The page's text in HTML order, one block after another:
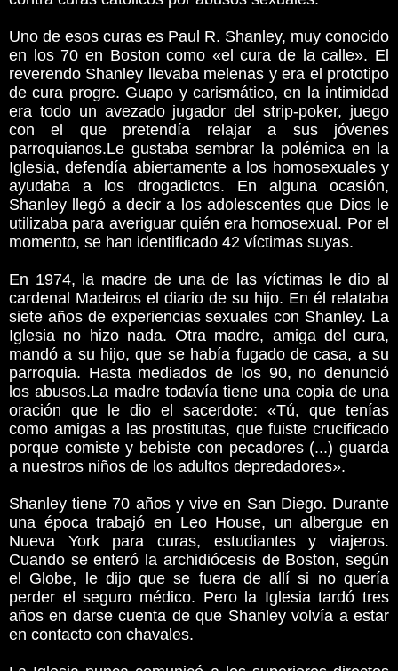
Uno de esos curas es Paul R. Shanley, muy conocido
en los 70 en Boston como «el cura de la calle». El
reverendo Shanley llevaba melenas y era el prototipo
de cura progre. Guapo y carismático, en la intimidad
era todo un avezado jugador del strip-poker, juego
con el que pretendía relajar a sus jóvenes
parroquianos.Le gustaba sembrar la polémica en la
Iglesia, defendía abiertamente a los homosexuales y
ayudaba a los drogadictos. En alguna ocasión,
Shanley llegó a decir a los adolescentes que Dios le
utilizaba para averiguar quién era homosexual. Por el
momento, se han identificado 42 víctimas suyas.
En 1974, la madre de una de las víctimas le dio al
cardenal Madeiros el diario de su hijo. En él relataba
siete años de experiencias sexuales con Shanley. La
Iglesia no hizo nada. Otra madre, amiga del cura,
mandó a su hijo, que se había fugado de casa, a su
parroquia. Hasta mediados de los 90, no denunció
los abusos.La madre todavía tiene una copia de una
oración que le dio el sacerdote: «Tú, que tenías
como amigas a las prostitutas, que fuiste crucificado
porque comiste y bebiste con pecadores (...) guarda
a nuestros niños de los adultos depredadores».
Shanley tiene 70 años y vive en San Diego. Durante
una época trabajó en Leo House, un albergue en
Nueva York para curas, estudiantes y viajeros.
Cuando se enteró la archidiócesis de Boston, según
el Globe, le dijo que se fuera de allí si no quería
perder el seguro médico. Pero la Iglesia tardó tres
años en darse cuenta de que Shanley volvía a estar
en contacto con chavales.